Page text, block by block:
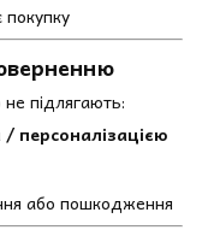
підлягають:
персоналізацією
або пошкодження